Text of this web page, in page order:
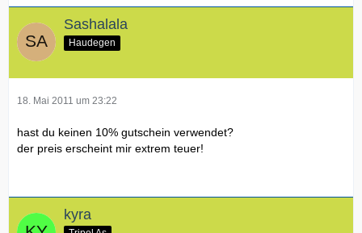
Sashalala
Haudegen
18. Mai 2011 um 23:22
hast du keinen 10% gutschein verwendet?
der preis erscheint mir extrem teuer!
kyra